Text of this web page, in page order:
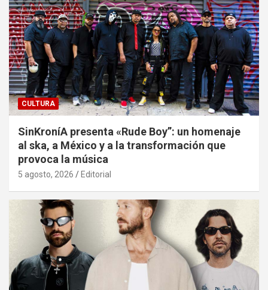
CULTURA
SinKroníA presenta «Rude Boy”: un homenaje
al ska, a México y a la transformación que
provoca la música
5 agosto, 2026 Editorial